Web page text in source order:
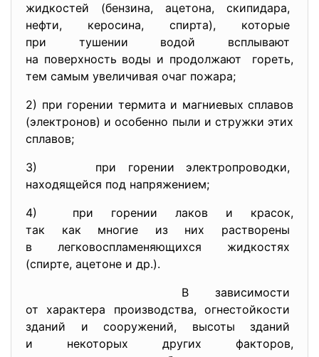
жидкостей (бензина, ацетона, скипидара,
нефти, керосина, спирта), которые
при тушении водой всплывают
на поверхность воды и продолжают го­реть,
тем самым увеличивая очаг пожара;
2) при горении термита и магниевых сплавов
(электронов) и особенно пыли и стружки этих
сплавов;
3) при горении электропроводки,
находящейся под напряжением;
4) при горении лаков и красок,
так как многие из них растворены
в легковоспламеняющихся жидкостях
(спирте, ацетоне и др.).
В зависимости
от характера производства, огнестойкости
зданий и сооружений, высоты зданий
и некоторых других факторов,